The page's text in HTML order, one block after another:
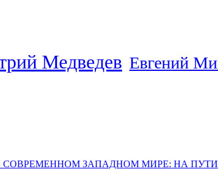
Медведев Евгений
СОВРЕМЕННОМ ЗАПАДНОМ МИРЕ: НА